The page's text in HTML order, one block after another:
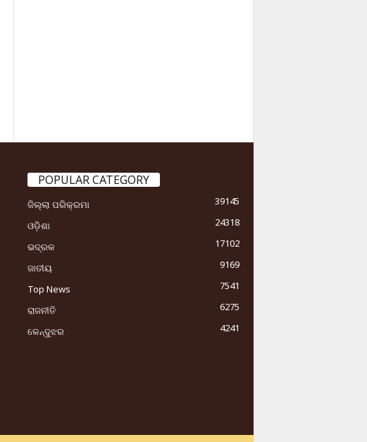
POPULAR CATEGORY
ଜିଲ୍ଲା ପରିକ୍ରମା
39145
ଓଡ଼ିଶା
24318
ଭଦ୍ରକ
17102
ଜାତୀୟ
9169
Top News
7541
ରାଜନୀତି
6275
କେନ୍ଦୁଝର
4241